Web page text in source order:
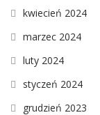
kwiecień 2024
marzec 2024
luty 2024
styczeń 2024
grudzień 2023